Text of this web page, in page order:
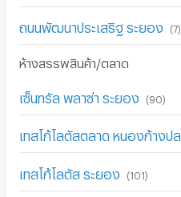
ถนนพัฒนาประเสริฐ ระยอง (7)
ห้างสรรพสินค้า/ตลาด
เซ็นทรัล พลาซ่า ระยอง (90)
เทสโก้โลตัสตลาด หนองก้างปล
เทสโก้โลตัส ระยอง (101)